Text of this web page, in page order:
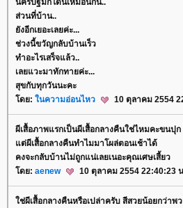
ส่วนที่บ้าน..
ังอีกเยอะเลยค่ะ...
ช่วงนี้ขวัญกลับบ้านเร็ว
ทำอะไรเสร็จแล้ว..
เลยแวะมาทักทายค่ะ...
สุขกับทุกวันนะคะ
ดย: นความอ่อนไหว 10 ตุลาคม 2554
ผีเสื้อภาพแรกเป็นผีเสื้อกลางคืนใช่ไหมคะขนปุก
ต่ผีเสื้อกลางคืนทำไมมาโผล่ตอนเช้าได้
คงจะกลับบ้านไม่ถูกแน่เลยเนอะคุณเศษเสี้ยว
ดย: aenew 10 ตุลาคม 2554 22:40:23
ช่ผีเสื้อกลางคืนหรือเปล่าครับ สีสวยน้อยกว่าพว